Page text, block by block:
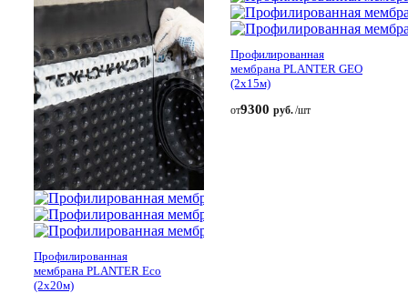
Профилированная
мембрана PLANTER Eco
(2х20м)
Профилированная
мембрана PLANTER GEO
(2х15м)
от9300 руб./шт